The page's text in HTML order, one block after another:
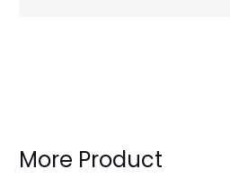
More Product